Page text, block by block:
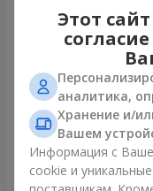
Фонтан шаров "Шарм"
Заказать
Этот
аналитика,
Хранение и/
Вашем
Информация с
cookie и